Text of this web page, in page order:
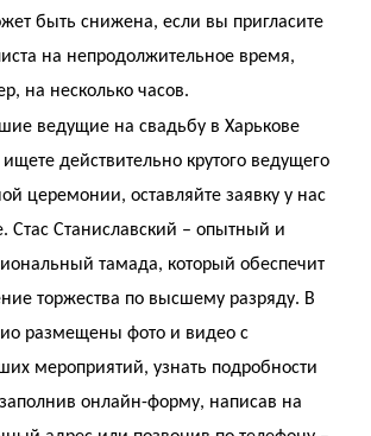
быть снижена, если вы пригласите
на непродолжительное время,
на несколько часов.
ведущие на свадьбу в Харькове
действительно крутого ведущего
церемонии, оставляйте заявку у нас
Стас Станиславский – опытный и
тамада, который обеспечит
торжества по высшему разряду. В
размещены фото и видео с
мероприятий, узнать подробности
онлайн-форму, написав на